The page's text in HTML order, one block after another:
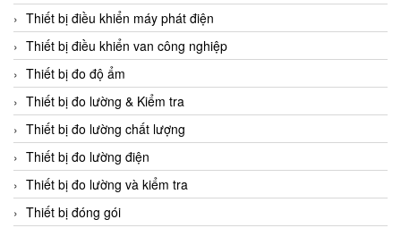
Centec GmbH
CEQUBE
CHAUVIN ARNOUX
Checkline
Chino
Chiyoda Seiki
Chiyoda-Tsusho
Chongqing Huaneng
Thiết bị điều khiển máy phát điện
Thiết bị điều khiển van công nghiệp
Thiết bị đo độ ẩm
Thiết bị đo lường & Kiểm tra
Thiết bị đo lường chất lượng
Thiết bị đo lường điện
Thiết bị đo lường và kiểm tra
Thiết bị đóng gói